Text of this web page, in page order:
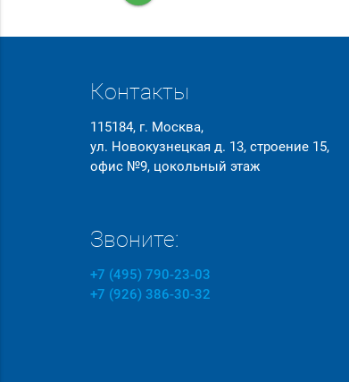
Контакты
115184, г. Москва,
ул. Новокузнецкая д. 13, строение 15,
офис №9, цокольный этаж
Звоните:
+7 (495) 790-23-03
+7 (926) 386-30-32